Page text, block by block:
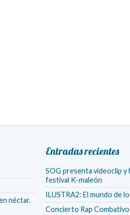
néctar.
Entradas recientes
SOG presenta videoclip y
festival K-maleón
ILUSTRA2: El mundo de
Concierto Rap